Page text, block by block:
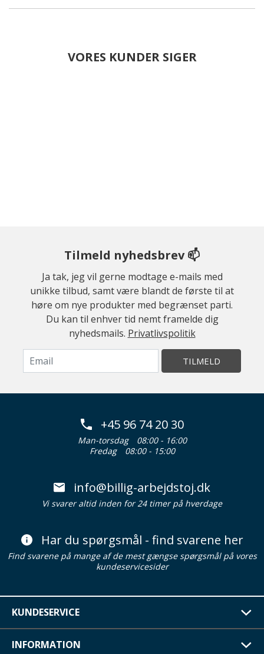
VORES KUNDER SIGER
Tilmeld nyhedsbrev 📫
Ja tak, jeg vil gerne modtage e-mails med
unikke tilbud, samt være blandt de første til at
høre om nye produkter med begrænset parti.
Du kan til enhver tid nemt framelde dig
nyhedsmails. Privatlivspolitik
TILMELD
+45 96 74 20 30
Man-torsdag
08:00 - 16:00
Fredag
08:00 - 15:00
info@billig-arbejdstoj.dk
Vi svarer altid inden for 24 timer på hverdage
Har du spørgsmål - find svarene her
Find svarene på mange af de mest gængse spørgsmål på vores
kundeservicesider
KUNDESERVICE
INFORMATION